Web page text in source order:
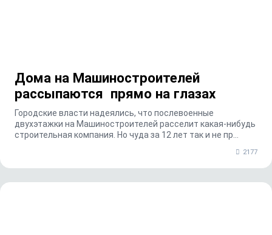
Дома на Машиностроителей
рассыпаются прямо на глазах
Городские власти надеялись, что послевоенные
двухэтажки на Машиностроителей расселит какая-нибудь
строительная компания. Но чуда за 12 лет так и не пр...
2177